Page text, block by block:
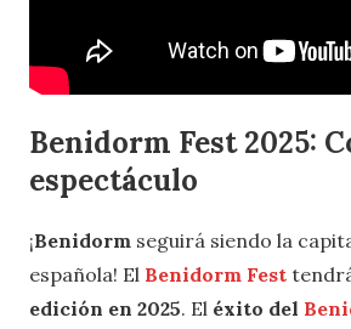
Benidorm Fest 2025:
espectáculo
¡Benidorm seguirá siendo la
española! El Benidorm Fest
edición en 2025. El éxito del